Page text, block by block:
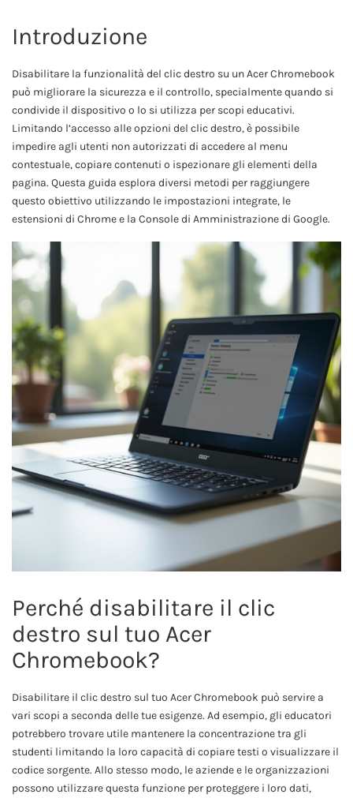
Introduzione
Disabilitare la funzionalità del clic destro su un Acer Chromebook
può migliorare la sicurezza e il controllo, specialmente quando si
condivide il dispositivo o lo si utilizza per scopi educativi.
Limitando l’accesso alle opzioni del clic destro, è possibile
impedire agli utenti non autorizzati di accedere al menu
contestuale, copiare contenuti o ispezionare gli elementi della
pagina. Questa guida esplora diversi metodi per raggiungere
questo obiettivo utilizzando le impostazioni integrate, le
estensioni di Chrome e la Console di Amministrazione di Google.
Perché disabilitare il clic
destro sul tuo Acer
Chromebook?
Disabilitare il clic destro sul tuo Acer Chromebook può servire a
vari scopi a seconda delle tue esigenze. Ad esempio, gli educatori
potrebbero trovare utile mantenere la concentrazione tra gli
studenti limitando la loro capacità di copiare testi o visualizzare il
codice sorgente. Allo stesso modo, le aziende e le organizzazioni
possono utilizzare questa funzione per proteggere i loro dati,